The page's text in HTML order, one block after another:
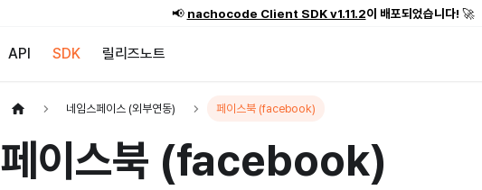
📢 nachocode Client SDK v1.11.2이 배포되었습니다! 🚀
API SDK 릴리즈노트
네임스페이스 (외부연동) 페이스북 (facebook)
페이스북 (facebook)